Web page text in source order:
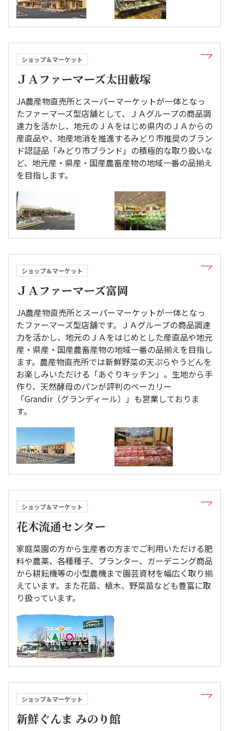
ショップ＆マーケット
ＪＡファーマーズ太田藪塚
JA農産物直売所とスーパーマーケットが一体となっ
たファーマーズ型店舗として、ＪＡグループの商品調
達力を活かし、地元のＪＡをはじめ県内のＪＡからの
産直品や、地産地消を推進するみどり市推奨のブラン
ド認証品「みどり市ブランド」の積極的な取り扱いな
ど、地元産・県産・国産農畜産物の地域一番の品揃え
を目指します。
ショップ＆マーケット
ＪＡファーマーズ富岡
JA農産物直売所とスーパーマーケットが一体となっ
たファーマーズ型店舗です。ＪＡグループの商品調達
力を活かし、地元のＪＡをはじめとした産直品や地元
産・県産・国産農畜産物の地域一番の品揃えを目指し
ます。農産物直売所では新鮮野菜の天ぷらやうどんを
お楽しみいただける「あぐりキッチン」。生地から手
作り、天然酵母のパンが評判のベーカリー
「Grandir（グランディール）」も営業しておりま
す。
ショップ＆マーケット
花木流通センター
家庭菜園の方から生産者の方までご利用いただける肥
料や農薬、各種種子、プランター、ガーデニング商品
から耕耘機等の小型農機まで園芸資材を幅広く取り揃
えています。また花苗、植木、野菜苗なども豊富に取
り扱っています。
ショップ＆マーケット
新鮮ぐんま みのり館